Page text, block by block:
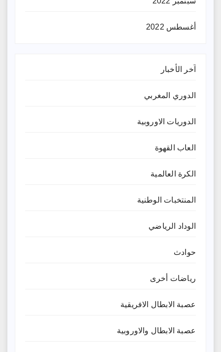
أغسطس 2022
آخر الأخبار
الدوري المغربي
الدوريات الاوروبية
العاب القهوة
الكرة العالمية
المنتخبات الوطنية
الوداد الرياضي
حوادث
رياضات أخرى
عصبة الابطال الافريقية
عصبة الابطال والاوروبية